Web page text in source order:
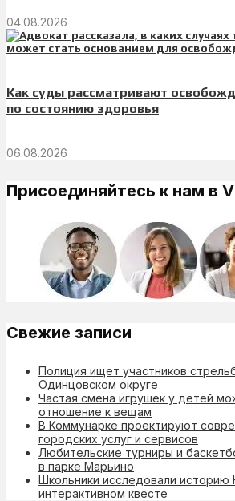
04.08.2026
Как суды рассматривают
по состоянию здоровья
06.08.2026
Присоединяйтесь к нам в
Свежие записи
Полиция ищет участников
Одинцовском округе
Частая смена игрушек у детей
отношение к вещам
В Коммунарке проектируют
городских услуг и сервисов
Любительские турниры и
в парке Марьино
Школьники исследовали историю
интерактивном квесте